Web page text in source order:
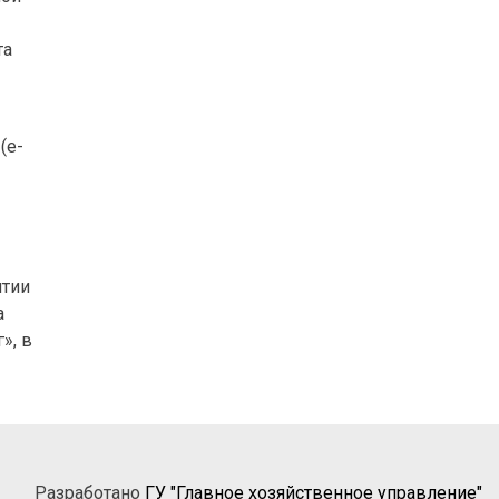
в
Разработано ГУ "Главное хозяйственное управление"